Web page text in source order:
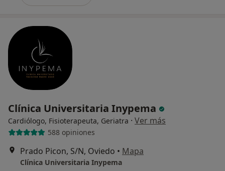
Clínica Universitaria Inypema
Cardiólogo, Fisioterapeuta, Geriatra · Ver más
588 opiniones
Prado Picon, S/N, Oviedo • Mapa
Clínica Universitaria Inypema